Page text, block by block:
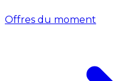
Offres du moment